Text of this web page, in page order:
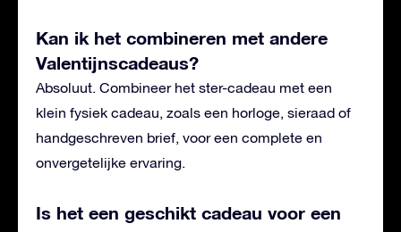
Kan ik het combineren met andere
Valentijnscadeaus?
Absoluut. Combineer het ster-cadeau met een
klein fysiek cadeau, zoals een horloge, sieraad of
handgeschreven brief, voor een complete en
onvergetelijke ervaring.
Is het een geschikt cadeau voor een